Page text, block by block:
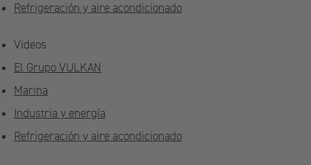
Refrigeración y aire acondicionado
Videos
El Grupo VULKAN
Marina
Industria y energía
Refrigeración y aire acondicionado